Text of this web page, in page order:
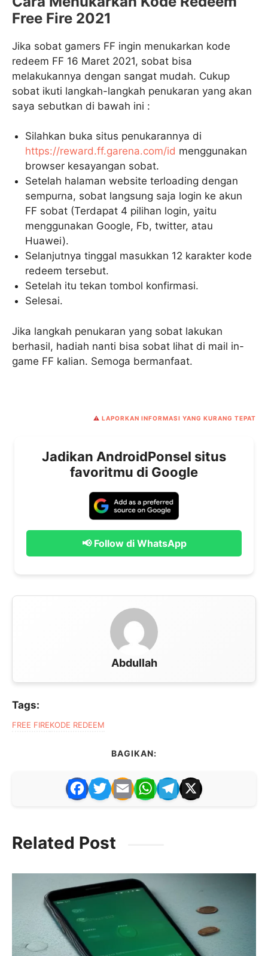
Free Fire 2021
Jika sobat gamers FF ingin menukarkan kode
redeem FF 16 Maret 2021, sobat bisa
melakukannya dengan sangat mudah. Cukup
sobat ikuti langkah-langkah penukaran yang akan
saya sebutkan di bawah ini :
Silahkan buka situs penukarannya di
https://reward.ff.garena.com/id menggunakan
browser kesayangan sobat.
Setelah halaman website terloading dengan
sempurna, sobat langsung saja login ke akun
FF sobat (Terdapat 4 pilihan login, yaitu
menggunakan Google, Fb, twitter, atau
Huawei).
Selanjutnya tinggal masukkan 12 karakter kode
redeem tersebut.
Setelah itu tekan tombol konfirmasi.
Selesai.
Jika langkah penukaran yang sobat lakukan
berhasil, hadiah nanti bisa sobat lihat di mail in-
game FF kalian. Semoga bermanfaat.
⚠️ LAPORKAN INFORMASI YANG KURANG TEPAT
Jadikan AndroidPonsel situs
favoritmu di Google
📢 Follow di WhatsApp
Abdullah
Tags:
FREE FIREKODE REDEEM
BAGIKAN:
F
a
e
o
o
k
T
w
er
E
m
l
W
h
p
T
el
X
Related Post